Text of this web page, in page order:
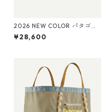
2026 NEW COLOR パタゴニ
ア ブラックホール・ダッフ
ル 70L (カラー Aqua Stone)
¥28,600